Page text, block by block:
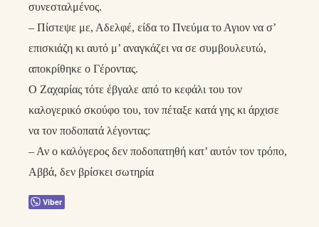
συνεσταλμένος.
– Πίστεψε με, Αδελφέ, είδα το Πνεύμα το Αγιον να σ’
επισκιάζη κι αυτό μ’ αναγκάζει να σε συμβουλευτώ,
αποκρίθηκε ο Γέροντας.
Ο Ζαχαρίας τότε έβγαλε από το κεφάλι του τον
καλογερικό σκούφο του, τον πέταξε κατά γης κι άρχισε
να τον ποδοπατά λέγοντας:
– Αν ο καλόγερος δεν ποδοπατηθή κατ’ αυτόν τον τρόπο,
Αββά, δεν βρίσκει σωτηρία
Viber